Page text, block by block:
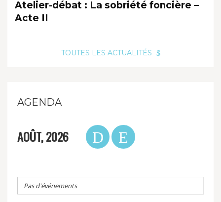
Atelier-débat : La sobriété foncière –
Acte II
TOUTES LES ACTUALITÉS
AGENDA
AOÛT, 2026
Pas d'événements